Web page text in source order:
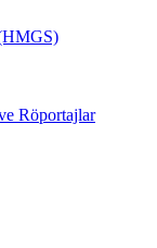
Röportajlar